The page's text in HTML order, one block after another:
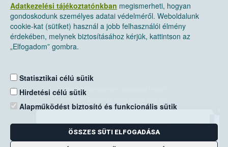
Adatkezelési tájékoztatónkban megismerheti, hogyan
gondoskodunk személyes adatai védelméről. Weboldalunk
cookie-kat (sütiket) használ a jobb felhasználói élmény
érdekében, melynek biztosításához kérjük, kattintson az
„Elfogadom” gombra.
Statisztikai célú sütik
Hirdetési célú sütik
Alapműködést biztosító és funkcionális sütik
ÖSSZES SÜTI ELFOGADÁSA
Nemzeti Élelmiszerlánc-biztonsági Hivatal
Levelezési cím: 1525 Budapest. Pf. 30.
E-mail:ugyfelszolgalat@nebih.gov.hu